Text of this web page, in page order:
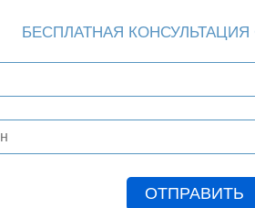
БЕСПЛАТНАЯ